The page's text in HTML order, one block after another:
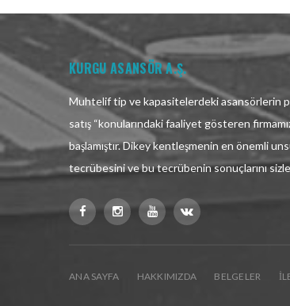
KURGU ASANSÖR A.Ş.
Muhtelif tip ve kapasitelerdeki asansörlerin
satış “konularındaki faaliyet gösteren
başlamıştır. Dikey kentleşmenin en önemli
tecrübesini ve bu tecrübenin sonuçlarını
ANA SAYFA HAKKIMIZDA BELGELER